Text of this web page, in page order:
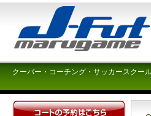
クーバー・コーチング・サッカースク